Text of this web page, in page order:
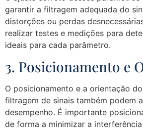
garantir a filtragem adequada do
distorções ou perdas
realizar testes e medições para
ideais para cada parâmetro.
3. Posicionamento e
O posicionamento e a orientação
filtragem de sinais também podem
desempenho. É importante
de forma a minimizar a